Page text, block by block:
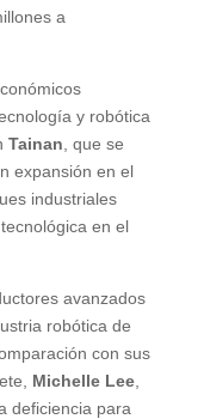
a
y robótica
Tainan , que se
expansión en el
industriales
en el
avanzados
robótica de
con sus
Michelle Lee,
deficiencia para